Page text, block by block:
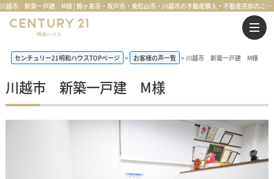
川越市 新築一戸建 M様 | 鶴ヶ島市・坂戸市・東松山市・川越市の不動産購入・不動産売却のことならセンチュリー21明和ハウス
センチュリー21明和ハウスTOPページ お客様の声一覧 川越市 新築一戸建 M様
川越市 新築一戸建 M様